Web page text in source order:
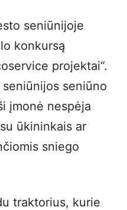
seniūnijoje
konkursą
projektai“.
seniūno
įmonė nespėja
ūkininkais ar
sniego
traktorius, kurie